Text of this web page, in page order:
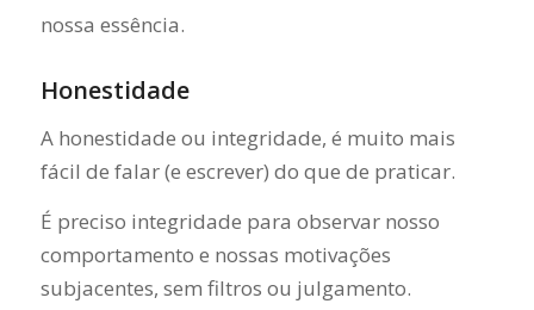
nossa essência.
Honestidade
A honestidade ou integridade, é muito mais
fácil de falar (e escrever) do que de praticar.
É preciso integridade para observar nosso
comportamento e nossas motivações
subjacentes, sem filtros ou julgamento.